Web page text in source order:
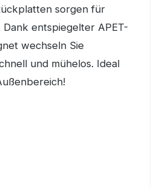
sorgen für
Dank entspiegelter APET-
wechseln Sie
und mühelos. Ideal